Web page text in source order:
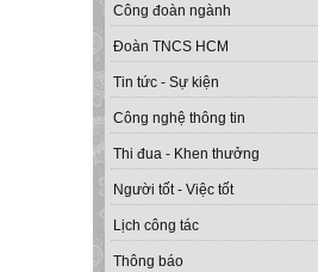
Công đoàn ngành
Đoàn TNCS HCM
Tin tức - Sự kiện
Công nghệ thông tin
Thi đua - Khen thưởng
Người tốt - Việc tốt
Lịch công tác
Thông báo